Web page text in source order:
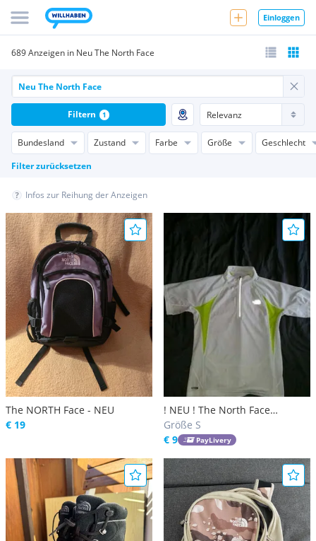
Einloggen
689 Anzeigen in Neu The North Face
Bundesland Zustand Farbe Größe
Geschlecht
Filter zurücksetzen
Filtern 1
Infos zur Reihung der Anzeigen
The NORTH Face - NEU
€ 19
! NEU ! The North Face
Runningshirt ! NEU !
Größe S
€ 9
PayLivery